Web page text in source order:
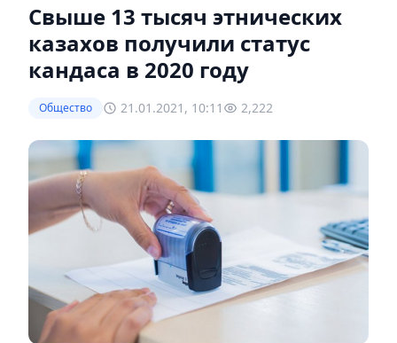
Свыше 13 тысяч этнических
казахов получили статус
кандаса в 2020 году
Общество 21.01.2021, 10:11 2,222